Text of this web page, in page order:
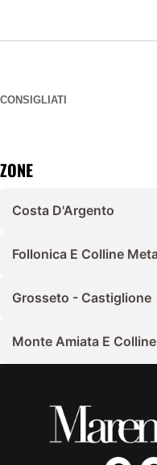
CONSIGLIATI
ZONE
Costa D'Argento
Follonica E Colline
Grosseto - Castiglione
Monte Amiata E Colline